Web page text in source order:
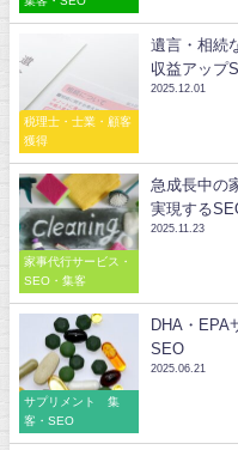
税理士・士業・顧客
獲得
遺言・相続
収益アップ
2025.12.01
家事代行サービス・
SEO・集客
急成長中の
実現する
2025.11.23
サプリメント 集
客・SEO
DHA・EPA
SEO
2025.06.21